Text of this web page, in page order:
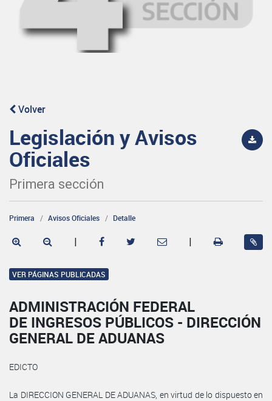
Volver
Legislación y Avisos
Oficiales
Primera sección
Primera Avisos Oficiales Detalle
| |
VER PÁGINAS PUBLICADAS
ADMINISTRACIÓN FEDERAL
DE INGRESOS PÚBLICOS - DIRECCIÓN
GENERAL DE ADUANAS
EDICTO
La DIRECCION GENERAL DE ADUANAS, en virtud de lo dispuesto en